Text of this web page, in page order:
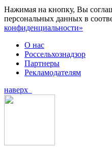
Нажимая на кнопку, Вы
персональных данных в
конфиденциальности»
О нас
Россельхознадзор
Партнеры
Рекламодателям
наверх